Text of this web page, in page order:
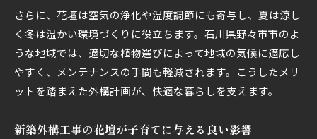
さらに、花壇は空気の浄化や温度調節にも寄与し、夏は涼し
く冬は温かい環境づくりに役立ちます。石川県野々市市のよ
うな地域では、適切な植物選びによって地域の気候に適応し
やすく、メンテナンスの手間も軽減されます。こうしたメリ
ットを踏まえた外構計画が、快適な暮らしを支えます。
新築外構工事の花壇が子育てに与える良い影響